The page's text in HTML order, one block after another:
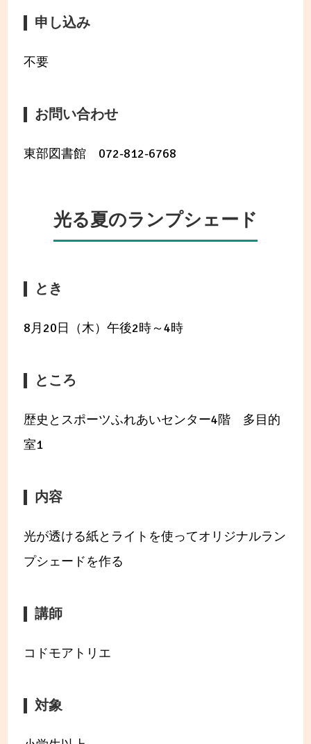
申し込み
不要
お問い合わせ
東部図書館 072-812-6768
光る夏のランプシェード
とき
8月20日（木）午後2時～4時
ところ
歴史とスポーツふれあいセンター4階 多目的
室1
内容
光が透ける紙とライトを使ってオリジナルラン
プシェードを作る
講師
コドモアトリエ
対象